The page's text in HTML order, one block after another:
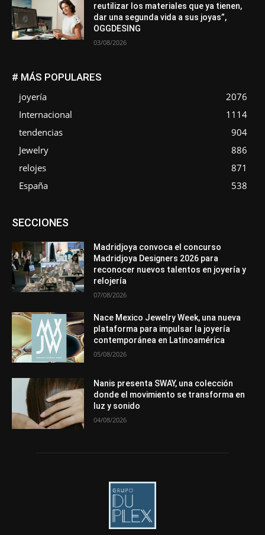
reutilizar los materiales que ya tienen,
dar una segunda vida a sus joyas”,
OGGDESING
03/08/2026
# MÁS POPULARES
joyería
2076
Internacional
1114
tendencias
904
Jewelry
886
relojes
871
España
538
SECCIONESAsociaciones
Entrevistas
Mundo Técnico
Novedades Opiniones
Perspectiva
Premios
Secciones Sin categoría
Más
Madridjoya convoca el concurso
Madridjoya Designers 2026 para
reconocer nuevos talentos en joyería y
relojería
07/08/2026
Nace Mexico Jewelry Week, una nueva
plataforma para impulsar la joyería
contemporánea en Latinoamérica
05/08/2026
Nanis presenta SWAY, una colección
donde el movimiento se transforma en
luz y sonido
04/08/2026